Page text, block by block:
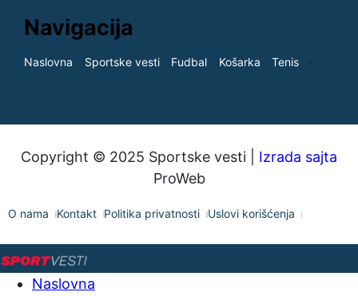
Navigacija
Naslovna Sportske vesti Fudbal Košarka Tenis
Copyright © 2025 Sportske vesti | Izrada sajta
ProWeb
O nama Kontakt Politika privatnosti Uslovi korišćenja
Naslovna